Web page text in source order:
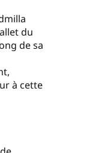
du
de sa
à cette